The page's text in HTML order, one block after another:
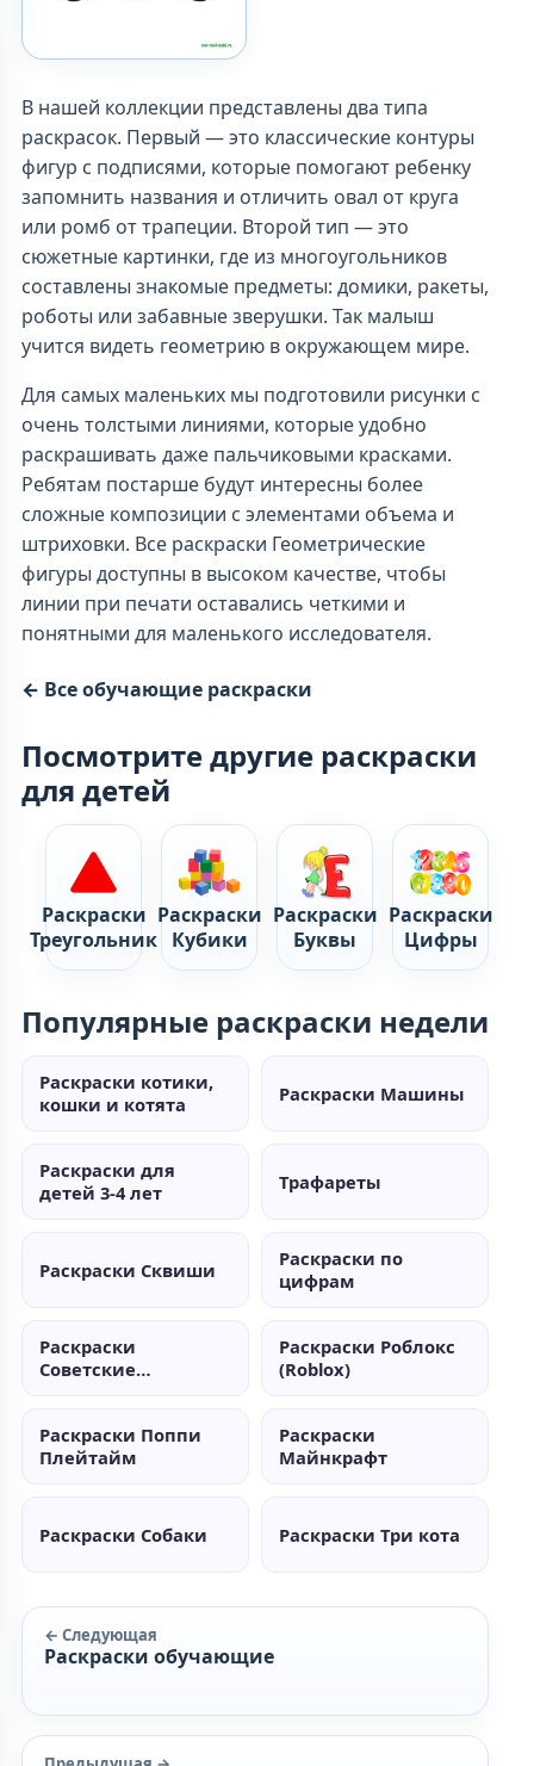
В нашей коллекции представлены два типа
раскрасок. Первый — это классические контуры
фигур с подписями, которые помогают ребенку
запомнить названия и отличить овал от круга
или ромб от трапеции. Второй тип — это
сюжетные картинки, где из многоугольников
составлены знакомые предметы: домики, ракеты,
роботы или забавные зверушки. Так малыш
учится видеть геометрию в окружающем мире.
Для самых маленьких мы подготовили рисунки с
очень толстыми линиями, которые удобно
раскрашивать даже пальчиковыми красками.
Ребятам постарше будут интересны более
сложные композиции с элементами объема и
штриховки. Все раскраски Геометрические
фигуры доступны в высоком качестве, чтобы
линии при печати оставались четкими и
понятными для маленького исследователя.
← Все обучающие раскраски
Посмотрите другие раскраски
для детей
Раскраски
Треугольник
Раскраски
Кубики
Раскраски
Буквы
Раскраски
Цифры
Популярные раскраски недели
Раскраски котики,
кошки и котята
Раскраски Машины
Раскраски для
детей 3-4 лет
Трафареты
Раскраски Сквиши
Раскраски по
цифрам
Раскраски
Советские
Раскраски Роблокс
(Roblox)
Раскраски Поппи
Плейтайм
Раскраски
Майнкрафт
Раскраски Собаки Раскраски Три кота
← Следующая
Раскраски обучающие